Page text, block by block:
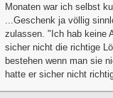
Monaten war ich selbst
...Geschenk ja völlig
zulassen. "Ich hab keine
sicher nicht die richtige
bestehen wenn man sie
hatte er sicher nicht